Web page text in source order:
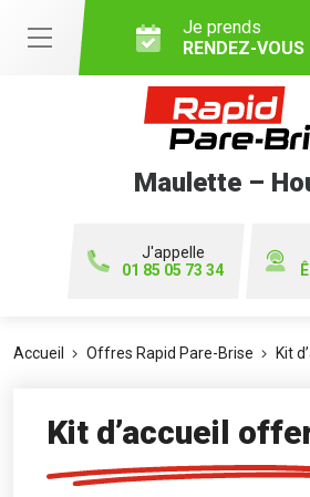
Je prends
RENDEZ-VOUS
Maulette –
J'appelle
01 85 05 73 34
Accueil Offres Rapid Pare-Brise Kit
Kit d’accueil